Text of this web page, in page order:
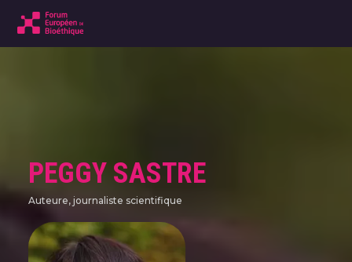
PEGGY SASTRE
Auteure, journaliste scientifique